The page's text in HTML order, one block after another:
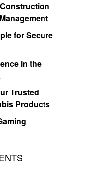
for Secure
in the
Trusted
Products